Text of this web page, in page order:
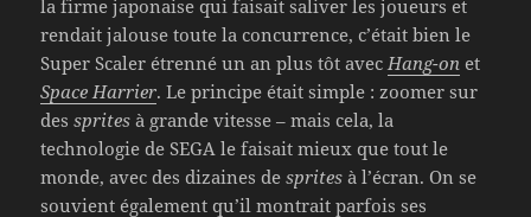
la firme japonaise qui faisait saliver les joueurs et
rendait jalouse toute la concurrence, c’était bien le
Super Scaler étrenné un an plus tôt avecHang-on et
Space Harrier. Le principe était simple : zoomer sur
dessprites à grande vitesse – mais cela, la
technologie de SEGA le faisait mieux que tout le
monde, avec des dizaines desprites à l’écran. On se
souvient également qu’il montrait parfois ses